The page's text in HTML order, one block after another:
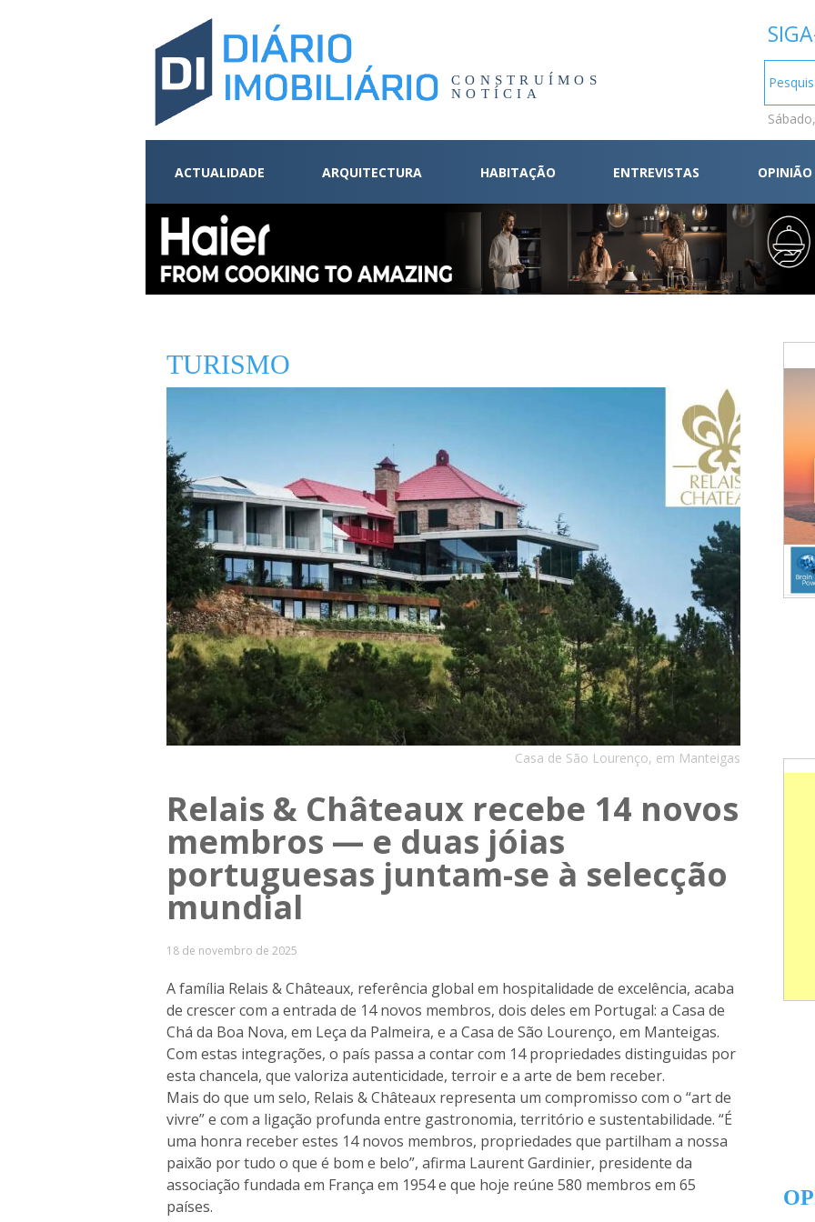
CONSTRUÍMOS
NOTÍCIA
ACTUALIDADE ARQUITECTURA HABITAÇÃO ENTREVISTAS OPINIÃO
TURISMO
Casa de São Lourenço, em Manteigas
Relais & Châteaux recebe 14 novos
membros — e duas jóias
portuguesas juntam-se à selecção
mundial
18 de novembro de 2025
A família Relais & Châteaux, referência global em hospitalidade de excelência, acaba
de crescer com a entrada de 14 novos membros, dois deles em Portugal: a Casa de
Chá da Boa Nova, em Leça da Palmeira, e a Casa de São Lourenço, em Manteigas.
Com estas integrações, o país passa a contar com 14 propriedades distinguidas por
esta chancela, que valoriza autenticidade, terroir e a arte de bem receber.
Mais do que um selo, Relais & Châteaux representa um compromisso com o “art de
vivre” e com a ligação profunda entre gastronomia, território e sustentabilidade. “É
uma honra receber estes 14 novos membros, propriedades que partilham a nossa
paixão por tudo o que é bom e belo”, afirma Laurent Gardinier, presidente da
associação fundada em França em 1954 e que hoje reúne 580 membros em 65
países.